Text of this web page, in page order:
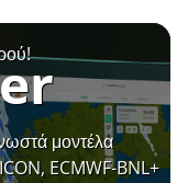
μοντέλα
ECMWF-BNL+